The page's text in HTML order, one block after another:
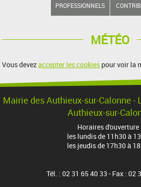
PROFESSIONNELS
MÉTÉO
Vous devezaccepter les cookies pour voir la
Mairie des Authieux-sur-Calonne -
Authieux-sur-
Horaires d'ouverture
les lundis de 11h30 à
les jeudis de 17h30 à
Tél. : 02 31 65 40 33 - Fax : 02